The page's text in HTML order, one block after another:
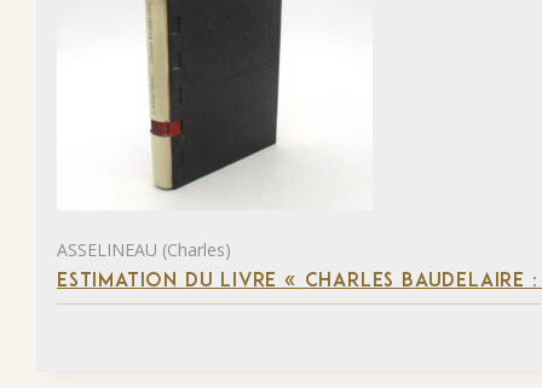
ASSELINEAU (Charles)
ESTIMATION DU LIVRE « CHARLES BAUDELAIRE